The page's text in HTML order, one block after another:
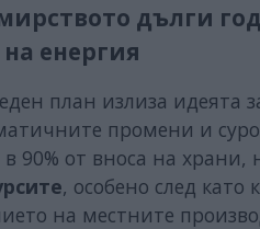
дълги
енергия
план излиза идеята
промени и
в 90% от вноса на
, особено след като
на местните